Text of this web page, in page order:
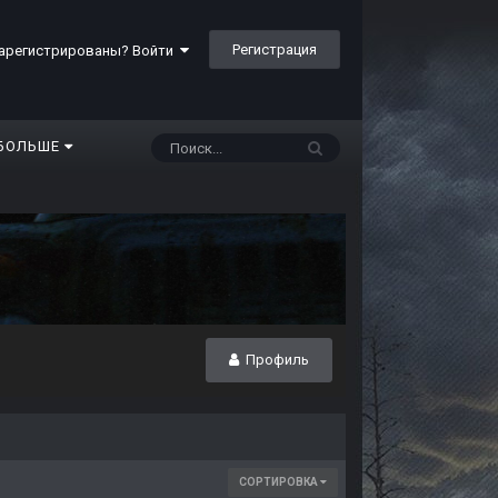
Войти Регистрация
Профиль
СОРТИРОВКА